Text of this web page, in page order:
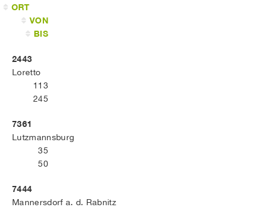
ORT
VON
BIS
2443
Loretto
113
245
7361
Lutzmannsburg
35
50
7444
Mannersdorf a. d. Rabnitz